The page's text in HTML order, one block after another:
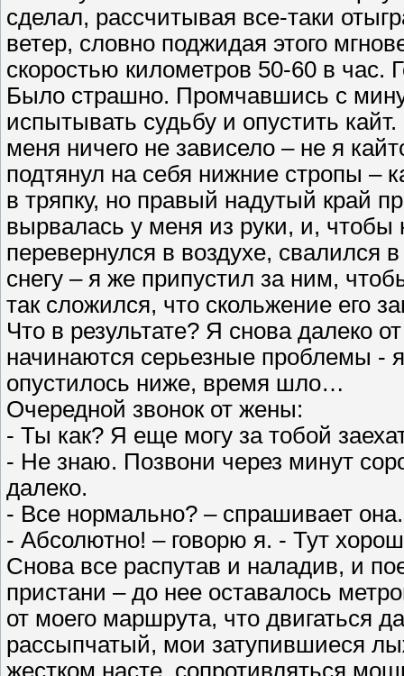
сделал, рассчитывая все-таки
ветер, словно поджидая этого
скоростью километров 50-60 в час.
Было страшно. Промчавшись с
испытывать судьбу и опустить
меня ничего не зависело – не я
подтянул на себя нижние стропы –
в тряпку, но правый надутый край
вырвалась у меня из руки, и, чтобы
перевернулся в воздухе, свалился
снегу – я же припустил за ним,
так сложился, что скольжение его
Что в результате? Я снова далеко
начинаются серьезные проблемы -
опустилось ниже, время шло…
Очередной звонок от жены:
- Ты как? Я еще могу за тобой
- Не знаю. Позвони через минут
далеко.
- Все нормально? – спрашивает она.
- Абсолютно! – говорю я. - Тут
Снова все распутав и наладив, и
пристани – до нее оставалось
от моего маршрута, что двигаться
рассыпчатый, мои затупившиеся
жестком насте, сопротивляться